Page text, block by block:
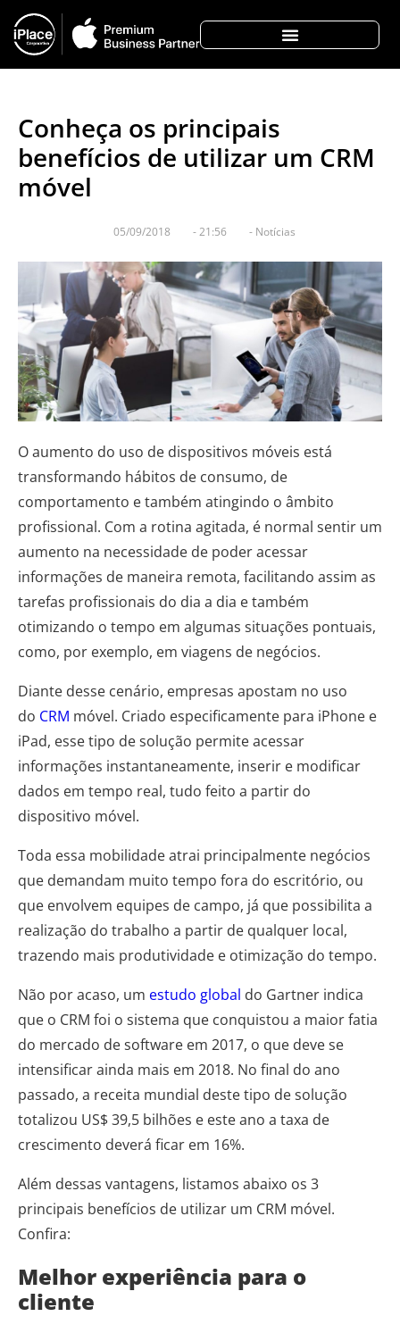
Conheça os principais
benefícios de utilizar um CRM
móvel
05/09/2018 -21:56 - Notícias
O aumento do uso de dispositivos móveis está
transformando hábitos de consumo, de
comportamento e também atingindo o âmbito
profissional. Com a rotina agitada, é normal sentir um
aumento na necessidade de poder acessar
informações de maneira remota, facilitando assim as
tarefas profissionais do dia a dia e também
otimizando o tempo em algumas situações pontuais,
como, por exemplo, em viagens de negócios.
Diante desse cenário, empresas apostam no uso
do CRM móvel. Criado especificamente para iPhone e
iPad, esse tipo de solução permite acessar
informações instantaneamente, inserir e modificar
dados em tempo real, tudo feito a partir do
dispositivo móvel.
Toda essa mobilidade atrai principalmente negócios
que demandam muito tempo fora do escritório, ou
que envolvem equipes de campo, já que possibilita a
realização do trabalho a partir de qualquer local,
trazendo mais produtividade e otimização do tempo.
Não por acaso, um estudo global do Gartner indica
que o CRM foi o sistema que conquistou a maior fatia
do mercado de software em 2017, o que deve se
intensificar ainda mais em 2018. No final do ano
passado, a receita mundial deste tipo de solução
totalizou US$ 39,5 bilhões e este ano a taxa de
crescimento deverá ficar em 16%.
Além dessas vantagens, listamos abaixo os 3
principais benefícios de utilizar um CRM móvel.
Confira:
Melhor experiência para o
cliente